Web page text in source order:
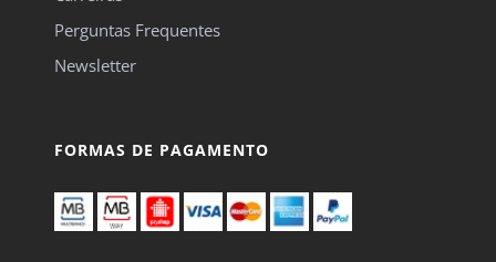
Perguntas Frequentes
Newsletter
FORMAS DE PAGAMENTO